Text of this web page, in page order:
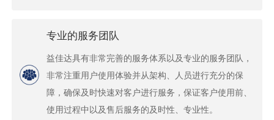
专业的服务团队
益佳达具有非常完善的服务体系以及专业的服务团队，
非常注重用户使用体验并从架构、人员进行充分的保
障，确保及时快速对客户进行服务，保证客户使用前、
使用过程中以及售后服务的及时性、专业性。